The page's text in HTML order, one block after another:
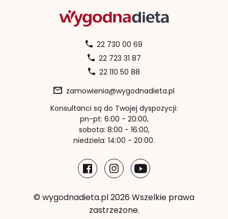
22 730 00 69
22 723 31 87
22 110 50 88
zamowienia@wygodnadieta.pl
Konsultanci są do Twojej dyspozycji:
pn-pt: 6:00 - 20:00,
sobota: 8:00 - 16:00,
niedziela: 14:00 - 20:00.
© wygodnadieta.pl 2026 Wszelkie prawa
zastrzeżone.